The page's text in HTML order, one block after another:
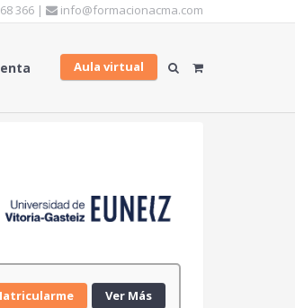
366 | info@formacionacma.com
Aula virtual
Ver Más